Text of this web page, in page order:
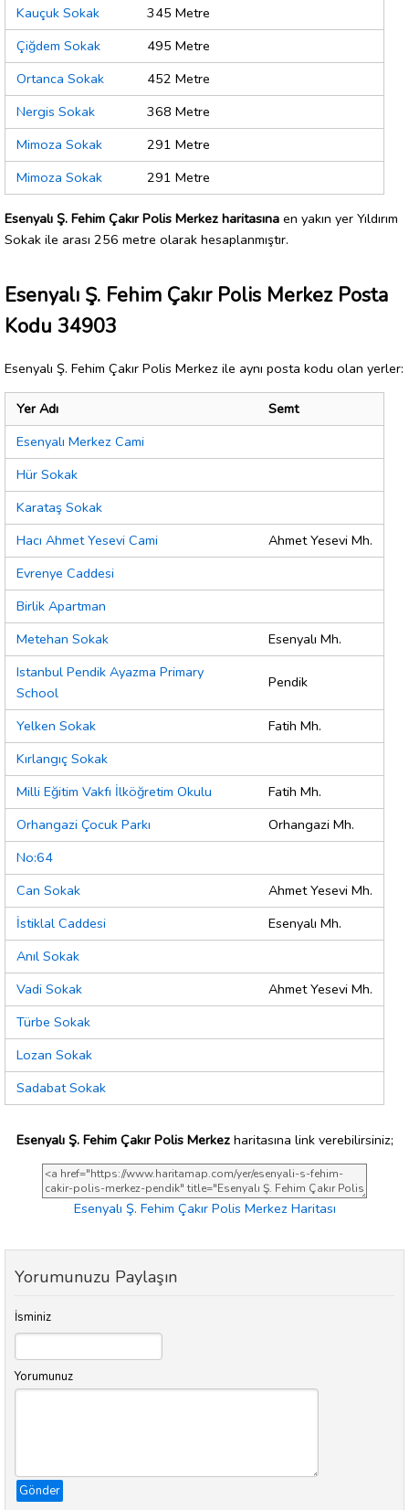
Kauçuk Sokak
345 Metre
Çiğdem Sokak
495 Metre
Ortanca Sokak
452 Metre
Nergis Sokak
368 Metre
Mimoza Sokak
291 Metre
Mimoza Sokak
291 Metre
Esenyalı Ş. Fehim Çakır Polis Merkez haritasına en yakın yer Yıldırım
Sokak ile arası 256 metre olarak hesaplanmıştır.
Esenyalı Ş. Fehim Çakır Polis Merkez Posta
Kodu 34903
Esenyalı Ş. Fehim Çakır Polis Merkez ile aynı posta kodu olan yerler:
Yer Adı
Semt
Esenyalı Merkez Cami
Hür Sokak
Karataş Sokak
Hacı Ahmet Yesevi Cami
Ahmet Yesevi Mh.
Evrenye Caddesi
Birlik Apartman
Metehan Sokak
Esenyalı Mh.
Istanbul Pendik Ayazma Primary
School
Pendik
Yelken Sokak
Fatih Mh.
Kırlangıç Sokak
Milli Eğitim Vakfı İlköğretim Okulu
Fatih Mh.
Orhangazi Çocuk Parkı
Orhangazi Mh.
No:64
Can Sokak
Ahmet Yesevi Mh.
İstiklal Caddesi
Esenyalı Mh.
Anıl Sokak
Vadi Sokak
Ahmet Yesevi Mh.
Türbe Sokak
Lozan Sokak
Sadabat Sokak
Esenyalı Ş. Fehim Çakır Polis Merkezharitasına link verebilirsiniz;
Esenyalı Ş. Fehim Çakır Polis Merkez Haritası
Yorumunuzu Paylaşın
İsminiz
Yorumunuz
Gönder